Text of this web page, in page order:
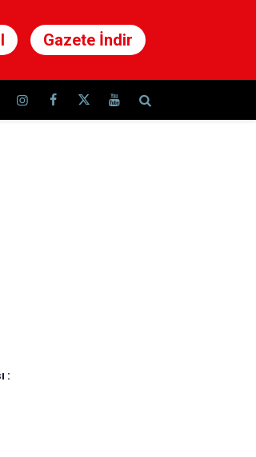
Gazete İndir
: